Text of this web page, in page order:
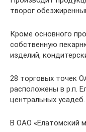
творог
Кроме основного
собственную
изделий,
28 торговых точек
расположены в р.п.
центральных усадеб.
В ОАО «Елатомский